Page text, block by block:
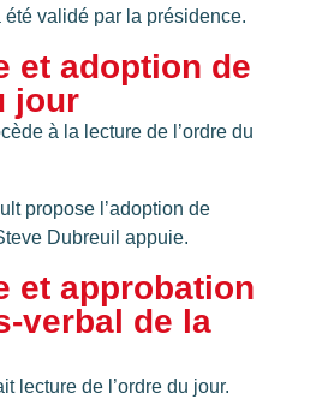
été validé par la présidence.
et adoption de
jour
à la lecture de l’ordre du
propose l’adoption de
Dubreuil appuie.
et approbation
verbal de la
lecture de l’ordre du jour.